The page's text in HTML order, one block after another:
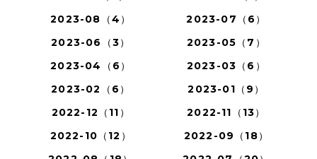
2023-08（4）
2023-07（6）
2023-06（3）
2023-05（7）
2023-04（6）
2023-03（6）
2023-02（6）
2023-01（9）
2022-12（11）
2022-11（13）
2022-10（12）
2022-09（18）